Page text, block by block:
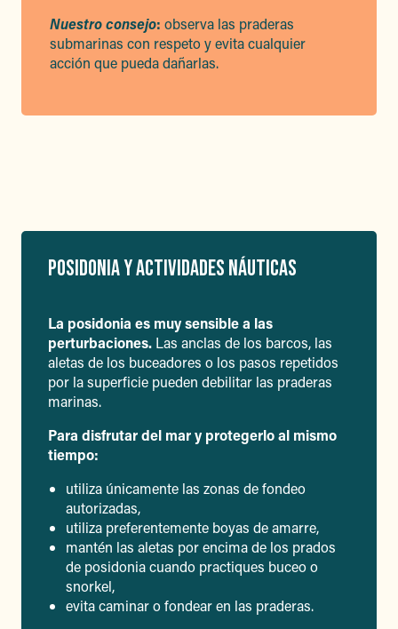
Nuestro consejo: observa las praderas
submarinas con respeto y evita cualquier
acción que pueda dañarlas.
POSIDONIA Y ACTIVIDADES NÁUTICAS
La posidonia es muy sensible a las
perturbaciones. Las anclas de los barcos, las
aletas de los buceadores o los pasos repetidos
por la superficie pueden debilitar las praderas
marinas.
Para disfrutar del mar y protegerlo al mismo
tiempo:
utiliza únicamente las zonas de fondeo
autorizadas,
utiliza preferentemente boyas de amarre,
mantén las aletas por encima de los prados
de posidonia cuando practiques buceo o
snorkel,
evita caminar o fondear en las praderas.